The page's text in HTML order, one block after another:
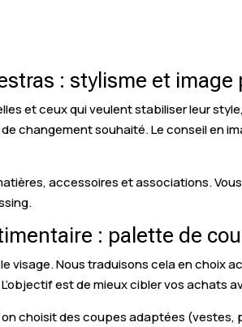
: stylisme et image
et ceux qui veulent stabiliser leur
changement souhaité. Le conseil en
accessoires et associations.
: palette de
visage. Nous traduisons cela en choix
est de mieux cibler vos achats
choisit des coupes adaptées